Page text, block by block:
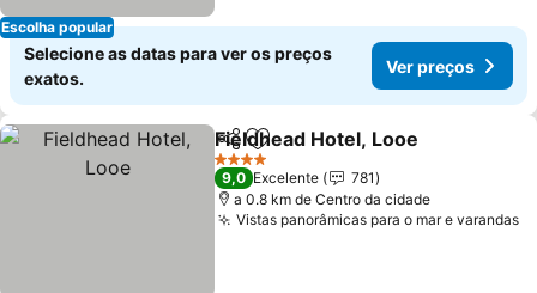
Escolha popular
Selecione as datas para ver os preços
exatos.
Ver preços
PartilharAdicionar aos favoritos
Fieldhead Hotel, Looe
4 Estrelas
9,0 Excelente
781
a 0.8 km de Centro da cidade
Vistas panorâmicas para o mar e varandas